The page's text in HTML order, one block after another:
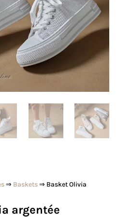
⇒ Baskets⇒ Basket Olivia
argentée